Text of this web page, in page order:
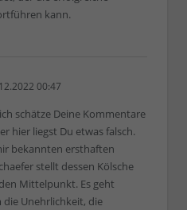
kann.
00:47
schätze Deine Kommentare
hier liegst Du etwas falsch.
bekannten ersthaften
stellt dessen Kölsche
Mittelpunkt. Es geht
Unehrlichkeit, die